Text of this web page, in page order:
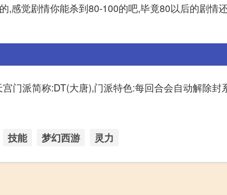
,感觉剧情你能杀到80-100的吧,毕竟80以后的剧情
门派简称:DT(大唐),门派特色:每回合会自动解除封
技能 梦幻西游 灵力